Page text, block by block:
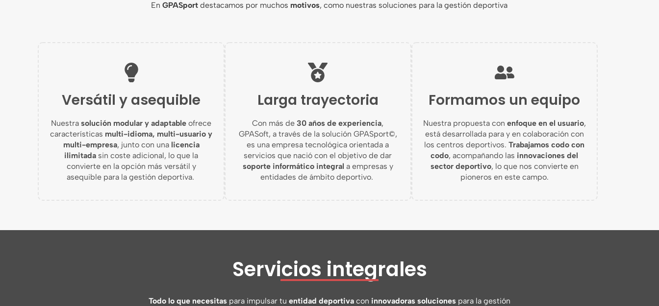
EnGPASport destacamos por muchos motivos, como nuestras soluciones para la gestión deportiva
Versátil y asequible
Nuestrasolución modular y adaptable ofrece
características multi-idioma, multi-usuario y
multi-empresa, junto con una licencia
ilimitada sin coste adicional, lo que la
convierte en la opción más versátil y
asequible para la gestión deportiva.
Larga trayectoria
Con más de 30 añosde experiencia,
GPASoft, a través de la solución GPASport©,
es una empresa tecnológica orientada a
servicios que nació con el objetivo de dar
soporte informático integral a empresas y
entidades de ámbito deportivo.
Formamos un equipo
Nuestra propuesta con enfoque en el usuario,
está desarrollada para y en colaboración con
los centros deportivos. Trabajamos codo con
codo, acompañando las innovaciones del
sector deportivo, lo que nos convierte en
pioneros en este campo.
Servicios integrales
Todo lo que necesitaspara impulsar tu entidad deportivacon innovadoras solucionespara la gestión